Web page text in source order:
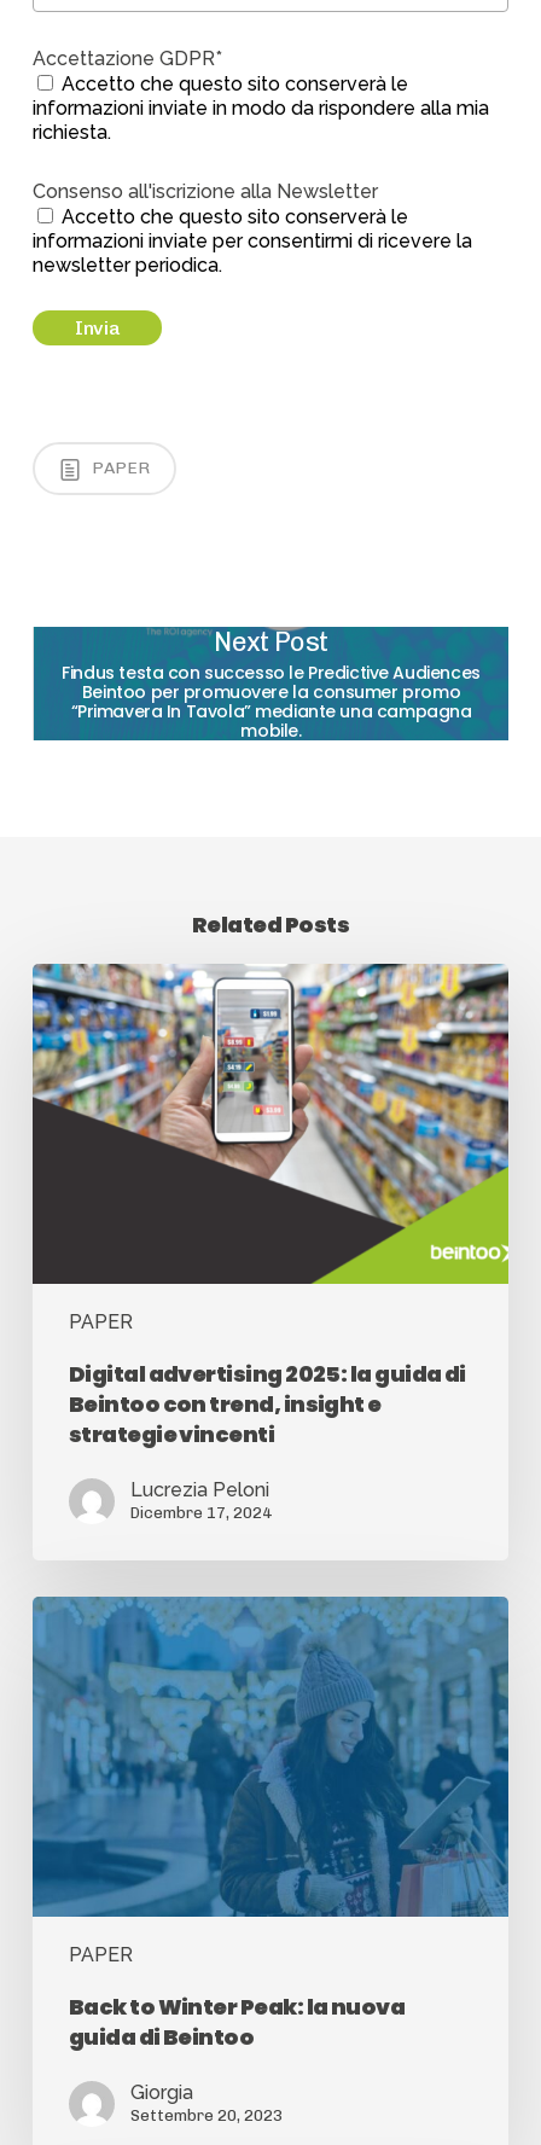
Accettazione GDPR*
Accetto che questo sito conserverà le
informazioni inviate in modo da rispondere alla mia
richiesta.
Consenso all'iscrizione alla Newsletter
Accetto che questo sito conserverà le
informazioni inviate per consentirmi di ricevere la
newsletter periodica.
PAPER
Next Post
Findus testa con successo le Predictive Audiences
Beintoo per promuovere la consumer promo
“Primavera In Tavola” mediante una campagna
mobile.
Related Posts
PAPER
Digital advertising 2025: la guida di
Beintoo con trend, insight e
strategie vincenti
Lucrezia Peloni
Dicembre 17, 2024
PAPER
Back to Winter Peak: la nuova
guida di Beintoo
Giorgia
Settembre 20, 2023